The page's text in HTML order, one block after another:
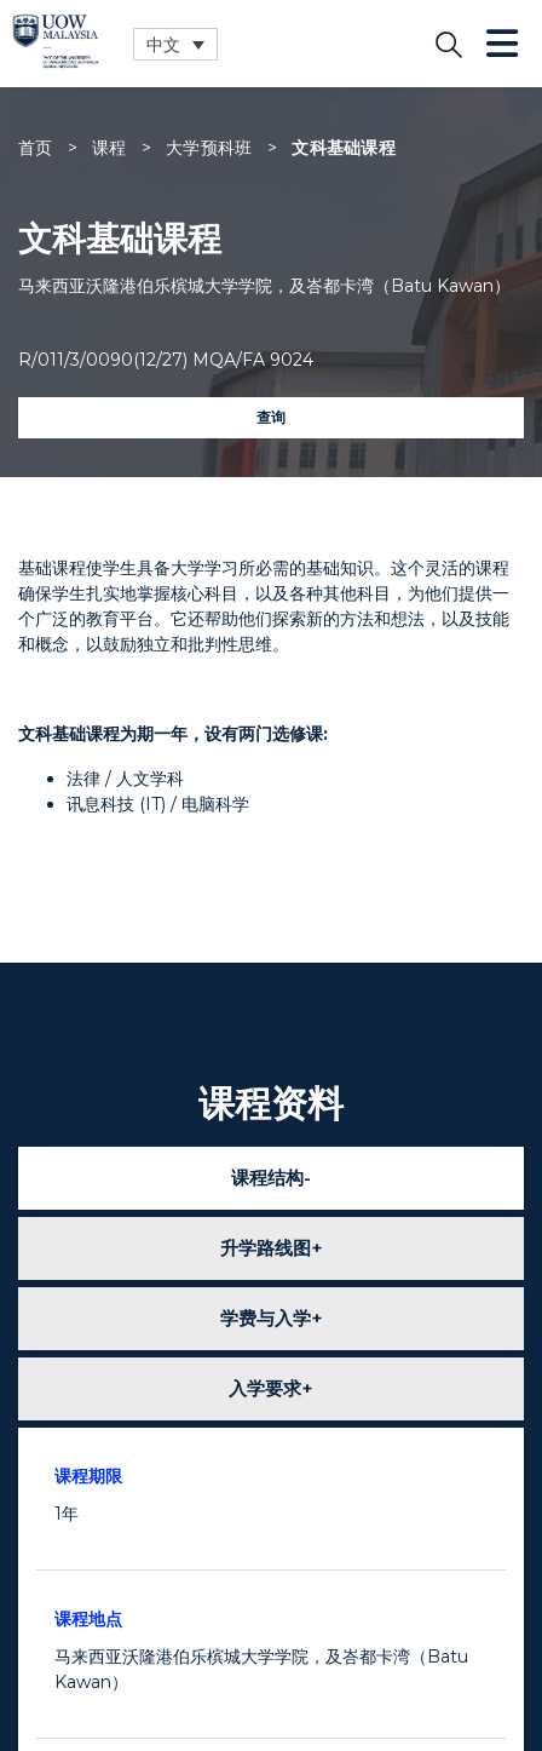
首页 > 课程 > 大学预科班 > 文科基础课程
文科基础课程
马来西亚沃隆港伯乐槟城大学学院，及峇都卡湾（Batu Kawan）
R/011/3/0090(12/27) MQA/FA 9024
查询
基础课程使学生具备大学学习所必需的基础知识。这个灵活的课程
确保学生扎实地掌握核心科目，以及各种其他科目，为他们提供一
个广泛的教育平台。它还帮助他们探索新的方法和想法，以及技能
和概念，以鼓励独立和批判性思维。
文科基础课程为期一年，设有两门选修课:
法律 / 人文学科
讯息科技 (IT) / 电脑科学
课程资料
课程结构
升学路线图
学费与入学
入学要求
课程期限
1年
课程地点
马来西亚沃隆港伯乐槟城大学学院，及峇都卡湾（Batu
Kawan）
中文